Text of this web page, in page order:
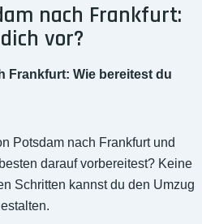
nach Frankfurt:
vor?
Frankfurt: Wie bereitest du
Potsdam nach Frankfurt und
darauf vorbereitest? Keine
Schritten kannst du den Umzug